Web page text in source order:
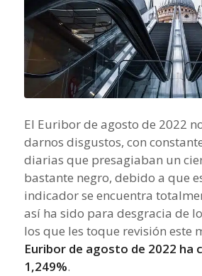
El Euribor de agosto de 2022
darnos disgustos, con
diarias que presagiaban un
bastante negro, debido a que
indicador se encuentra
así ha sido para desgracia de
los que les toque revisión este
Euribor de agosto de 2022 ha
1,249%.